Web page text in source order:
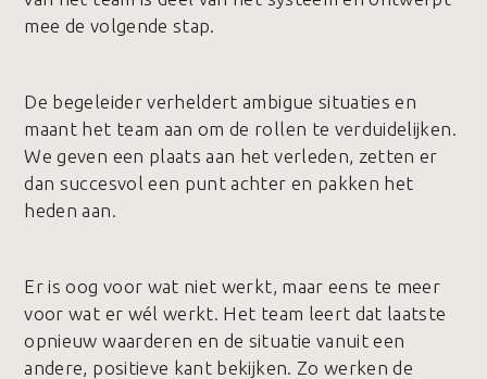
mee de volgende stap.
De begeleider verheldert ambigue situaties en
maant het team aan om de rollen te verduidelijken.
We geven een plaats aan het verleden, zetten er
dan succesvol een punt achter en pakken het
heden aan.
Er is oog voor wat niet werkt, maar eens te meer
voor wat er wél werkt. Het team leert dat laatste
opnieuw waarderen en de situatie vanuit een
andere, positieve kant bekijken. Zo werken de